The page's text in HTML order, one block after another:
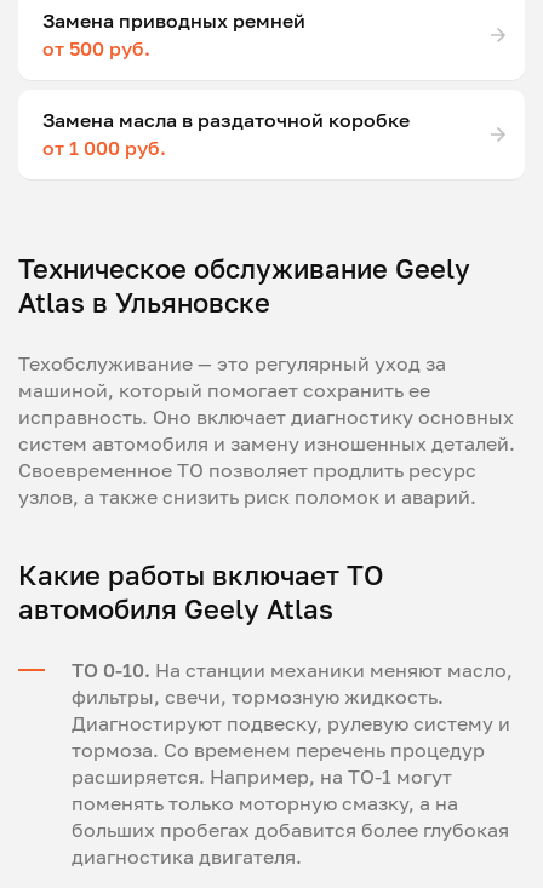
Замена приводных ремней
от 500 руб.
Замена масла в раздаточной коробке
от 1 000 руб.
Техническое обслуживание Geely
Atlas в Ульяновске
Техобслуживание — это регулярный уход за
машиной, который помогает сохранить ее
исправность. Оно включает диагностику основных
систем автомобиля и замену изношенных деталей.
Своевременное ТО позволяет продлить ресурс
узлов, а также снизить риск поломок и аварий.
Какие работы включает ТО
автомобиля Geely Atlas
ТО 0-10. На станции механики меняют масло,
фильтры, свечи, тормозную жидкость.
Диагностируют подвеску, рулевую систему и
тормоза. Со временем перечень процедур
расширяется. Например, на ТО-1 могут
поменять только моторную смазку, а на
больших пробегах добавится более глубокая
диагностика двигателя.